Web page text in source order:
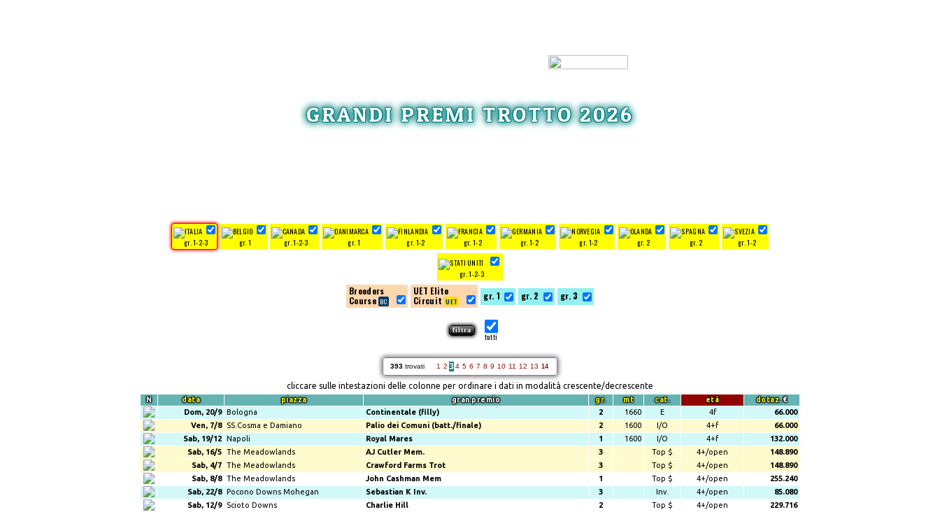
GRANDI PREMI TROTTO 2026
gr. 1-2-3 gr. 1 gr. 1-2-3 gr. 1 gr. 1-2 gr. 1-2 gr. 1-2 gr. 1-2 gr. 2 gr. 2 gr. 1-2
gr. 1-2-3
Breeders
Course
UET Elite
Circuit
gr. 1 gr. 2 gr. 3
tutti
393 trovati 1 2 34 5 6 7 8 9 10 11 12 13 14
cliccare sulle intestazioni delle colonne per ordinare i dati in modalità crescente/decrescente
N data piazza gran premio gr. mt cat. età dotaz.€
Dom, 20/9 Bologna Continentale (filly) 2 1660 E 4f
66.000
Ven, 7/8
SS.Cosma e Damiano Palio dei Comuni (batt./finale) 2 1600 I/O 4+f
66.000
Sab, 19/12 Napoli Royal Mares 1 1600 I/O 4+f
132.000
Sab, 16/5 The Meadowlands AJ Cutler Mem. 3 Top $ 4+/open
148.890
Sab, 4/7 The Meadowlands Crawford Farms Trot 3 Top $ 4+/open
148.890
Sab, 8/8 The Meadowlands John Cashman Mem 1 Top $ 4+/open
255.240
Sab, 22/8 Pocono Downs Mohegan Sebastian K Inv. 3 Inv. 4+/open
85.080
Sab, 12/9
Scioto Downs Charlie Hill 2 Top $ 4+/open
229.716